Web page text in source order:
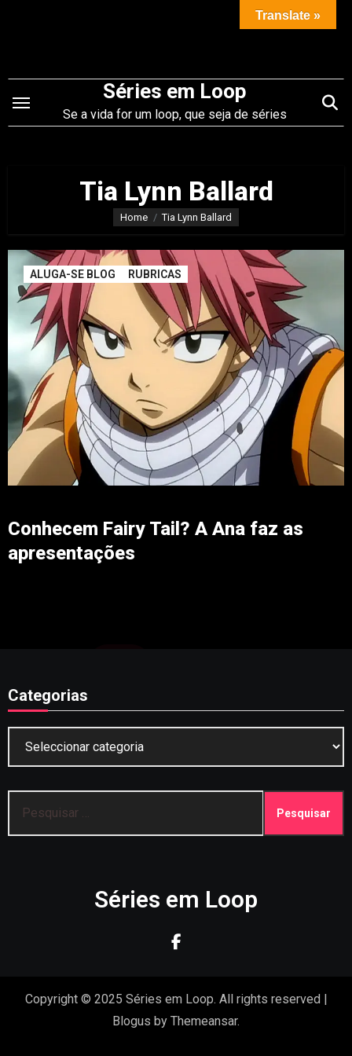
conteúdo
Séries em Loop
Se a vida for um loop, que seja de séries
Tia Lynn Ballard
Home Tia Lynn Ballard
ALUGA-SE BLOG RUBRICAS
Conhecem Fairy Tail? A Ana faz as
apresentações
Categorias
por:
Séries em Loop
Copyright © 2025 Séries em Loop. All rights reserved |
Blogus by Themeansar.
Translate »